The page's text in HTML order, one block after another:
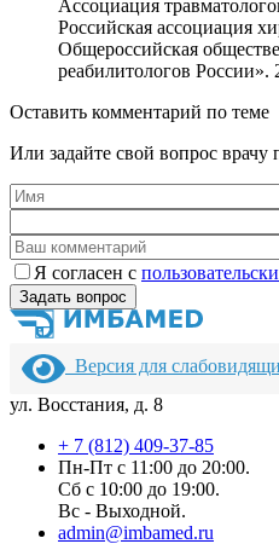
Ассоциация
Российская ассоциация
Общероссийская
реабилитологов России».
Оставить комментарий по теме
Или задайте свой вопрос врачу
Я согласен c
Версия для
ул. Восстания, д. 8
+ 7 (812) 409-37-85
Пн-Пт с 11:00 до 20:00.
Сб с 10:00 до 19:00.
Вс - Выходной.
admin@imbamed.ru